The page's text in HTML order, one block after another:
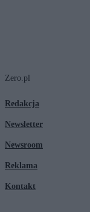
Zero.pl
Redakcja
Newsletter
Newsroom
Reklama
Kontakt